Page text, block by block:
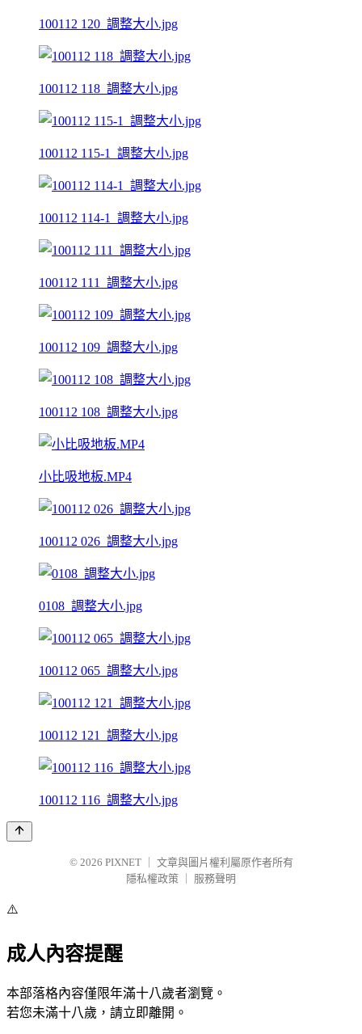
100112 120_調整大小.jpg
100112 118_調整大小.jpg
100112 115-1_調整大小.jpg
100112 114-1_調整大小.jpg
100112 111_調整大小.jpg
100112 109_調整大小.jpg
100112 108_調整大小.jpg
小比吸地板.MP4
100112 026_調整大小.jpg
0108_調整大小.jpg
100112 065_調整大小.jpg
100112 121_調整大小.jpg
100112 116_調整大小.jpg
© 2026 PIXNET
文章與圖片權利屬原作者所有
隱私權政策
服務聲明
⚠️
成人內容提醒
本部落格內容僅限年滿十八歲者瀏覽。
若您未滿十八歲，請立即離開。